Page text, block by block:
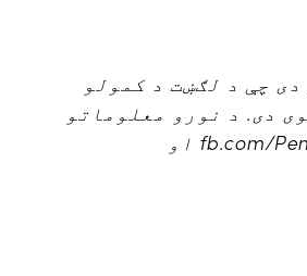
چې د لګښت د کمولو
دی. د نورو معلوماتو
لپاره، په pennie.com یا په ټولنیزه برخه کې مونږ تعقیب کړئ fb.com/PenniePA او